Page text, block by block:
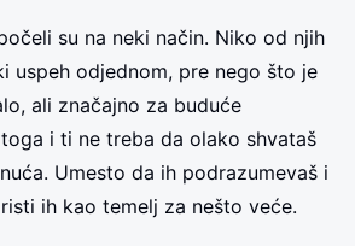
su na neki način. Niko od njih
uspeh odjednom, pre nego što je
ali značajno za buduće
i ti ne treba da olako shvataš
Umesto da ih podrazumevaš i
ih kao temelj za nešto veće.